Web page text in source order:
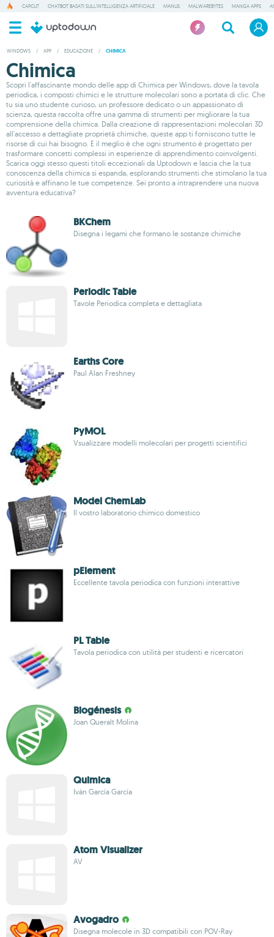
CAPCUT CHATBOT BASATI SULL'INTELLIGENZA ARTIFICIALE MANUS MALWAREBYTES MANGA APPS
WINDOWS / APP / EDUCAZIONE / CHIMICA
Chimica
Scopri l'affascinante mondo delle app di Chimica per Windows, dove la tavola
periodica, i composti chimici e le strutture molecolari sono a portata di clic. Che
tu sia uno studente curioso, un professore dedicato o un appassionato di
scienza, questa raccolta offre una gamma di strumenti per migliorare la tua
comprensione della chimica. Dalla creazione di rappresentazioni molecolari 3D
all'accesso a dettagliate proprietà chimiche, queste app ti forniscono tutte le
risorse di cui hai bisogno. E il meglio è che ogni strumento è progettato per
trasformare concetti complessi in esperienze di apprendimento coinvolgenti.
Scarica oggi stesso questi titoli eccezionali da Uptodown e lascia che la tua
conoscenza della chimica si espanda, esplorando strumenti che stimolano la tua
curiosità e affinano le tue competenze. Sei pronto a intraprendere una nuova
avventura educativa?
BKChem
Disegna i legami che formano le sostanze chimiche
Periodic Table
Tavole Periodica completa e dettagliata
Earths Core
Paul Alan Freshney
PyMOL
Vsualizzare modelli molecolari per progetti scientifici
Model ChemLab
Il vostro laboratorio chimico domestico
pElement
Eccellente tavola periodica con funzioni interattive
PL Table
Tavola periodica con utilità per studenti e ricercatori
Biogénesis
Joan Queralt Molina
Quimica
Iván García García
Atom Visualizer
AV
Avogadro
Disegna molecole in 3D compatibili con POV-Ray